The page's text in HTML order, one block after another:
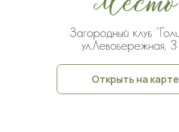
Открыть на карте